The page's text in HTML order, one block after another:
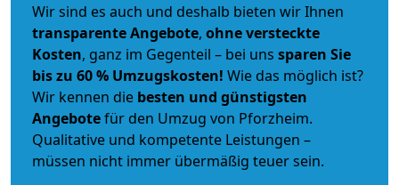
Wir sind es auch und deshalb bieten wir Ihnen
transparente Angebote, ohne versteckte
Kosten, ganz im Gegenteil – bei uns sparen Sie
bis zu 60 % Umzugskosten! Wie das möglich ist?
Wir kennen die besten und günstigsten
Angebotefür den Umzug von Pforzheim.
Qualitative und kompetente Leistungen –
müssen nicht immer übermäßig teuer sein.